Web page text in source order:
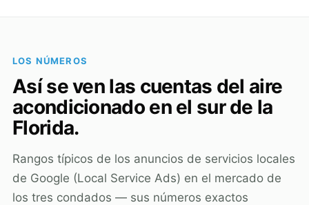
LOS NÚMEROS
Así se ven las cuentas del aire
acondicionado en el sur de la
Florida.
Rangos típicos de los anuncios de servicios locales
de Google (Local Service Ads) en el mercado de
los tres condados — sus números exactos